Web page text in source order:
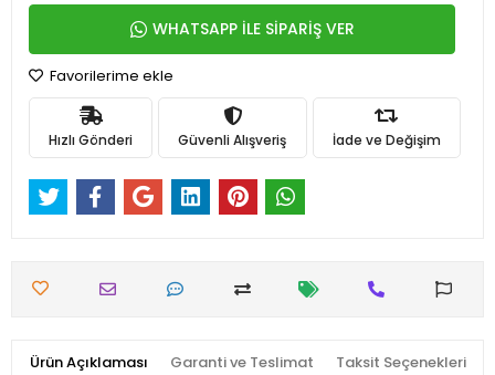
WHATSAPP İLE SİPARİŞ VER
Favorilerime ekle
Hızlı Gönderi Güvenli Alışveriş İade ve Değişim
Ürün Açıklaması Garanti ve Teslimat Taksit Seçenekleri